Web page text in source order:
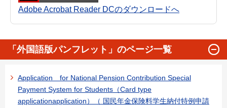
Adobe Acrobat Reader DCのダウンロードへ
「外国語版パンフレット」のページ一覧
Application for National Pension Contribution Special
Payment System for Students（Card type
applicationapplication）（ 国民年金保険料学生納付特例申請